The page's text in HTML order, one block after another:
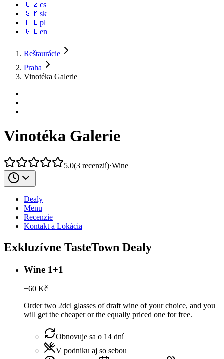
🇨🇿cs
🇸🇰sk
🇵🇱pl
🇬🇧en
Reštaurácie
Praha
Vinotéka Galerie
Vinotéka Galerie
5.0(3 recenzií)·Wine
Dealy
Menu
Recenzie
Kontakt a Lokácia
Exkluzívne TasteTown Dealy
Wine 1+1
−60 Kč
Order two 2dcl glasses of draft wine of your choice, and you
will get the cheaper or the equally priced one for free.
Obnovuje sa o 14 dní
V podniku aj so sebou